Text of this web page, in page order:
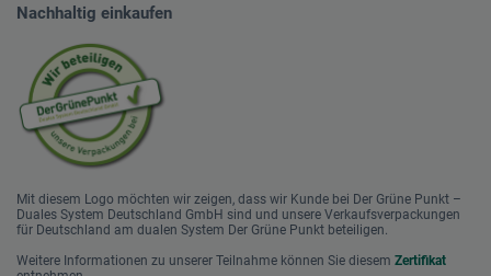
Nachhaltig einkaufen
Mit diesem Logo möchten wir zeigen, dass wir Kunde bei Der Grüne Punkt –
Duales System Deutschland GmbH sind und unsere Verkaufsverpackungen
für Deutschland am dualen System Der Grüne Punkt beteiligen.
Weitere Informationen zu unserer Teilnahme können Sie diesem Zertifikat